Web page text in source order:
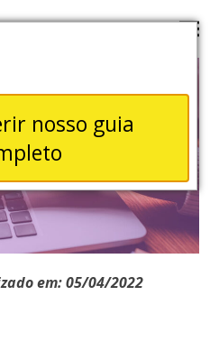
nosso guia
em: 05/04/2022